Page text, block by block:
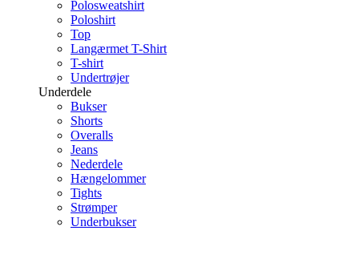
Polosweatshirt
Poloshirt
Top
Langærmet T-Shirt
T-shirt
Undertrøjer
Underdele
Bukser
Shorts
Overalls
Jeans
Nederdele
Hængelommer
Tights
Strømper
Underbukser